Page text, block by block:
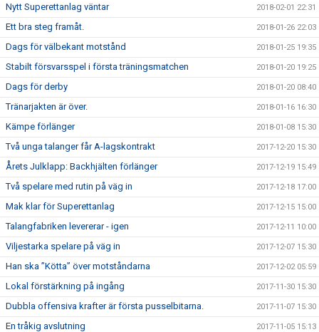
Nytt Superettanlag väntar 2018-02-01 22:31
Ett bra steg framåt. 2018-01-26 22:03
Dags för välbekant motstånd 2018-01-25 19:35
Stabilt försvarsspel i första träningsmatchen 2018-01-20 19:25
Dags för derby 2018-01-20 08:40
Tränarjakten är över. 2018-01-16 16:30
Kämpe förlänger 2018-01-08 15:30
Två unga talanger får A-lagskontrakt 2017-12-20 15:30
Årets Julklapp: Backhjälten förlänger 2017-12-19 15:49
Två spelare med rutin på väg in 2017-12-18 17:00
Mak klar för Superettanlag 2017-12-15 15:00
Talangfabriken levererar - igen 2017-12-11 10:00
Viljestarka spelare på väg in 2017-12-07 15:30
Han ska ”Kötta” över motståndarna 2017-12-02 05:59
Lokal förstärkning på ingång 2017-11-30 15:30
Dubbla offensiva krafter är första pusselbitarna. 2017-11-07 15:30
En tråkig avslutning 2017-11-05 15:13